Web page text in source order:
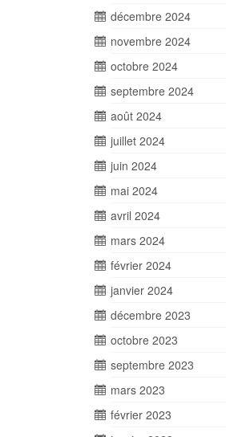
décembre 2024
novembre 2024
octobre 2024
septembre 2024
août 2024
juillet 2024
juin 2024
mai 2024
avril 2024
mars 2024
février 2024
janvier 2024
décembre 2023
octobre 2023
septembre 2023
mars 2023
février 2023